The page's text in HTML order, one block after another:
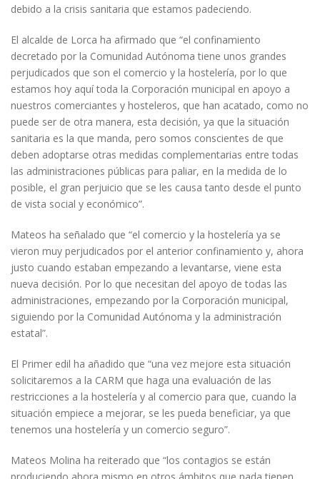
debido a la crisis sanitaria que estamos padeciendo.
El alcalde de Lorca ha afirmado que “el confinamiento
decretado por la Comunidad Autónoma tiene unos grandes
perjudicados que son el comercio y la hostelería, por lo que
estamos hoy aquí toda la Corporación municipal en apoyo a
nuestros comerciantes y hosteleros, que han acatado, como no
puede ser de otra manera, esta decisión, ya que la situación
sanitaria es la que manda, pero somos conscientes de que
deben adoptarse otras medidas complementarias entre todas
las administraciones públicas para paliar, en la medida de lo
posible, el gran perjuicio que se les causa tanto desde el punto
de vista social y económico”.
Mateos ha señalado que “el comercio y la hostelería ya se
vieron muy perjudicados por el anterior confinamiento y, ahora
justo cuando estaban empezando a levantarse, viene esta
nueva decisión. Por lo que necesitan del apoyo de todas las
administraciones, empezando por la Corporación municipal,
siguiendo por la Comunidad Autónoma y la administración
estatal”.
El Primer edil ha añadido que “una vez mejore esta situación
solicitaremos a la CARM que haga una evaluación de las
restricciones a la hostelería y al comercio para que, cuando la
situación empiece a mejorar, se les pueda beneficiar, ya que
tenemos una hostelería y un comercio seguro”.
Mateos Molina ha reiterado que “los contagios se están